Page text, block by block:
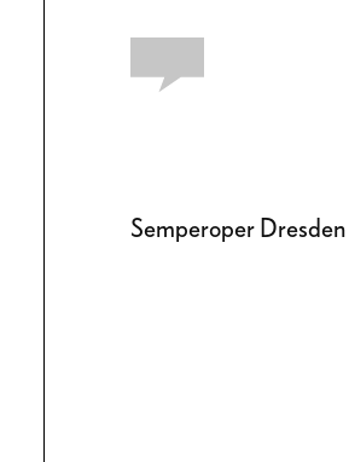
Semperoper